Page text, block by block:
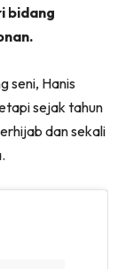
bidang
seni, Hanis
sejak tahun
dan sekali